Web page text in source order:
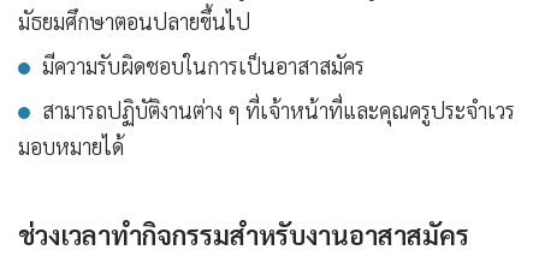
มัธยมศึกษาตอนปลายขึ้นไป
มีความรับผิดชอบในการเป็นอาสาสมัคร
สามารถปฏิบัติงานต่าง ๆ ที่เจ้าหน้าที่และคุณครูประจำเวร
มอบหมายได้
ช่วงเวลาทำกิจกรรมสำหรับงานอาสาสมัคร